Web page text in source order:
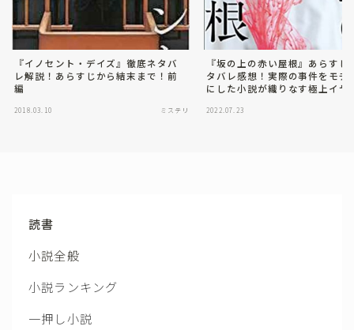
『イノセント・デイズ』徹底ネタバ
レ解説！あらすじから結末まで！前
編
2018.03.10 ミステリ
『坂の上の赤い屋根』あらすじ
タバレ感想！実際の事件をモチ
にした小説が織りなす極上イヤ
2022.07.23
読書
小説全般
小説ランキング
一押し小説